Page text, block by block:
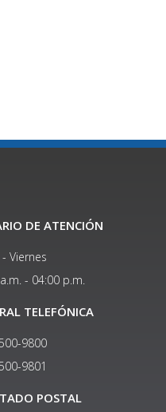
DE ATENCIÓN
Viernes
- 04:00 p.m.
TELEFÓNICA
9800
9801​
POSTAL